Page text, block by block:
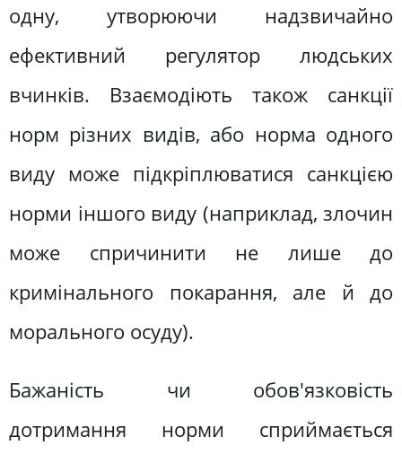
одну, утворюючи надзвичайно
ефективний регулятор людських
вчинків. Взаємодіють також санкції
норм різних видів, або норма одного
виду може підкріплюватися санкцією
норми іншого виду (наприклад, злочин
може спричинити не лише до
кримінального покарання, але й до
морального осуду).
Бажаність чи обов'язковість
дотримання норми сприймається